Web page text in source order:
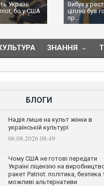
Україні
бо у США
Вибух у
ціллю був
пр...
ЗНАННЯ
БЛОГИ
Надія лише на культ жінки в
українській культурі
06.08.2026 08:49
Чому США не готові передати
Україні ліцензію на
ракет Patriot: політика, безпека
можливі альтернативи